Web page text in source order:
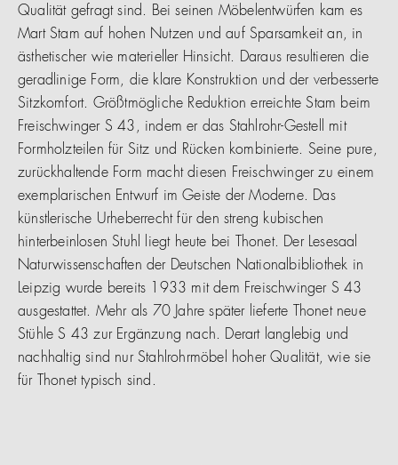
Qualität gefragt sind. Bei seinen Möbelentwürfen kam es
Mart Stam auf hohen Nutzen und auf Sparsamkeit an, in
ästhetischer wie materieller Hinsicht. Daraus resultieren die
geradlinige Form, die klare Konstruktion und der verbesserte
Sitzkomfort. Größtmögliche Reduktion erreichte Stam beim
Freischwinger S 43, indem er das Stahlrohr-Gestell mit
Formholzteilen für Sitz und Rücken kombinierte. Seine pure,
zurückhaltende Form macht diesen Freischwinger zu einem
exemplarischen Entwurf im Geiste der Moderne. Das
künstlerische Urheberrecht für den streng kubischen
hinterbeinlosen Stuhl liegt heute bei Thonet. Der Lesesaal
Naturwissenschaften der Deutschen Nationalbibliothek in
Leipzig wurde bereits 1933 mit dem Freischwinger S 43
ausgestattet. Mehr als 70 Jahre später lieferte Thonet neue
Stühle S 43 zur Ergänzung nach. Derart langlebig und
nachhaltig sind nur Stahlrohrmöbel hoher Qualität, wie sie
für Thonet typisch sind.